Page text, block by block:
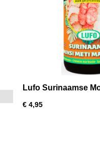
Lufo Surinaamse
€ 4,95